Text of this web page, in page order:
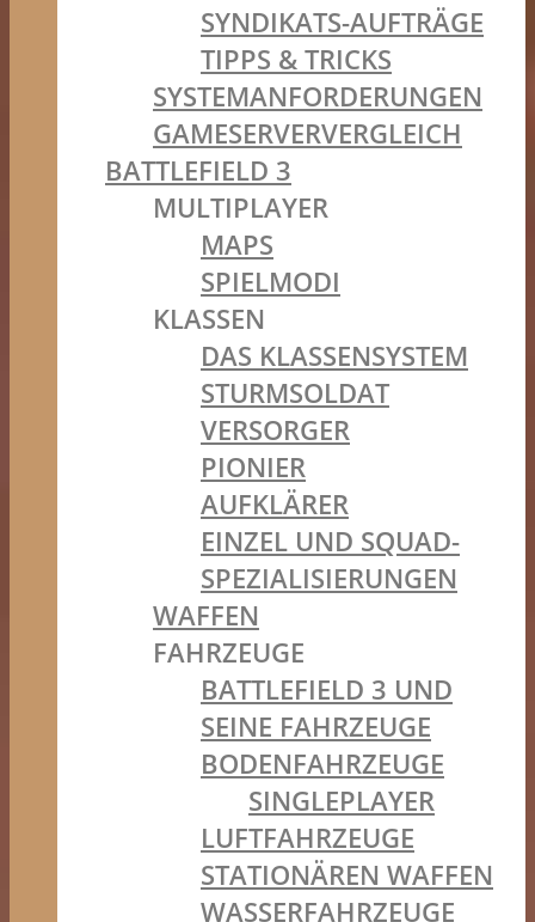
SYNDIKATS-AUFTRÄGE
TIPPS & TRICKS
SYSTEMANFORDERUNGEN
GAMESERVERVERGLEICH
BATTLEFIELD 3
MULTIPLAYER
MAPS
SPIELMODI
KLASSEN
DAS KLASSENSYSTEM
STURMSOLDAT
VERSORGER
PIONIER
AUFKLÄRER
EINZEL UND SQUAD-
SPEZIALISIERUNGEN
WAFFEN
FAHRZEUGE
BATTLEFIELD 3 UND
SEINE FAHRZEUGE
BODENFAHRZEUGE
SINGLEPLAYER
LUFTFAHRZEUGE
STATIONÄREN WAFFEN
WASSERFAHRZEUGE